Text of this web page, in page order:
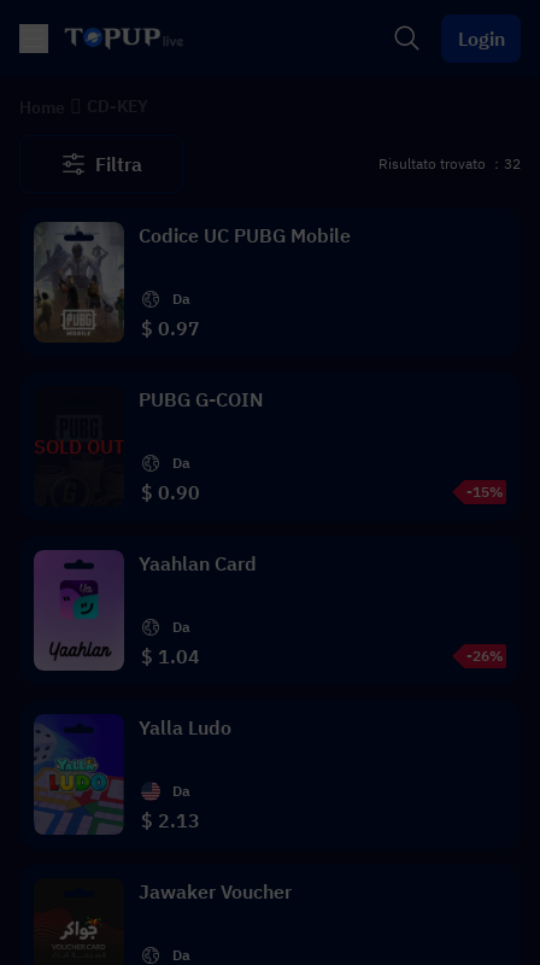
Login
Filtra Risultato trovato ：32
Codice UC PUBG Mobile
Da
$ 0.97
SOLD OUT
PUBG G-COIN
Da
$ 0.90 -15%
Yaahlan Card
Da
$ 1.04 -26%
Yalla Ludo
Da
$ 2.13
Jawaker Voucher
Da